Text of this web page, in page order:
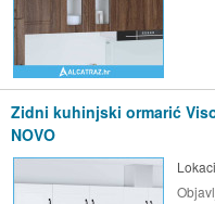
Zidni kuhinjski ormarić
NOVO